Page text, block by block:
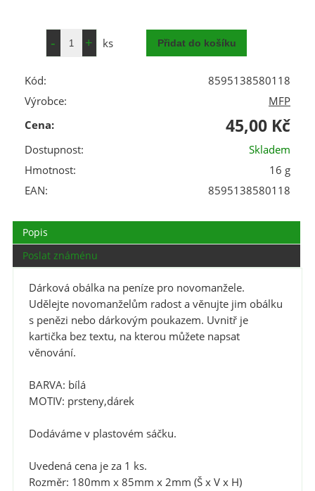
ks
Kód:
8595138580118
Výrobce:
MFP
Cena:
45,00 Kč
Dostupnost:
Skladem
Hmotnost:
16 g
EAN:
8595138580118
Popis
Poslat známénu
Dárková obálka na peníze pro novomanžele.
Udělejte novomanželům radost a věnujte jim obálku
s penězi nebo dárkovým poukazem. Uvnitř je
kartička bez textu, na kterou můžete napsat
věnování.
BARVA: bílá
MOTIV: prsteny,dárek
Dodáváme v plastovém sáčku.
Uvedená cena je za 1 ks.
Rozměr: 180mm x 85mm x 2mm (Š x V x H)